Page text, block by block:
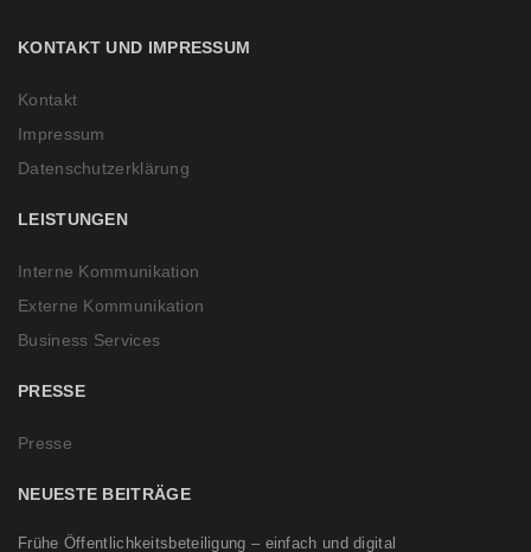
KONTAKT UND IMPRESSUM
Kontakt
Impressum
Datenschutzerklärung
LEISTUNGEN
Interne Kommunikation
Externe Kommunikation
Business Services
PRESSE
Presse
NEUESTE BEITRÄGE
Frühe Öffentlichkeitsbeteiligung – einfach und digital